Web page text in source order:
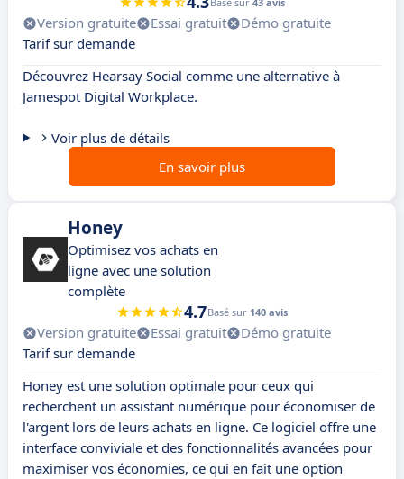
Version gratuite Essai gratuit
Démo gratuite
Tarif sur demande
Découvrez Hearsay Social comme une alternative à
Jamespot Digital Workplace.
Voir plus de détails
En savoir plus
Honey
Optimisez vos achats en
ligne avec une solution
complète
4.7Basé sur 140 avis
Version gratuite Essai gratuit
Démo gratuite
Tarif sur demande
Honey est une solution optimale pour ceux qui
recherchent un assistant numérique pour économiser de
l'argent lors de leurs achats en ligne. Ce logiciel offre une
interface conviviale et des fonctionnalités avancées pour
maximiser vos économies, ce qui en fait une option